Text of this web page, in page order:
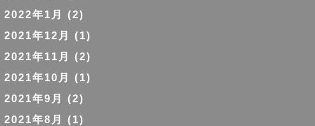
2022年1月
(2)
2021年12月
(1)
2021年11月
(2)
2021年10月
(1)
2021年9月
(2)
2021年8月
(1)